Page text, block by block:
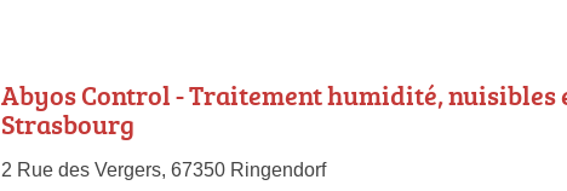
Abyos Control - Traitement humidité, nuisibles
Strasbourg
2 Rue des Vergers, 67350 Ringendorf